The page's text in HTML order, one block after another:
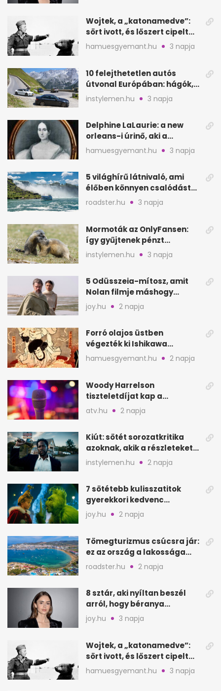
Wojtek, a „katonamedve”:
sört ivott, és lőszert cipelt
Monte Cassinónál
hamuesgyemant.hu 3 napja
10 felejthetetlen autós
útvonal Európában: hágók,
partok, fjordok
instylemen.hu 3 napja
Delphine LaLaurie: a new
orleans-i úrinő, aki a
padláson kínzott
hamuesgyemant.hu 3 napja
5 világhírű látnivaló, ami
élőben könnyen csalódást
okozhat
roadster.hu 3 napja
Mormoták az OnlyFansen:
így gyűjtenek pénzt
amerikai kutatók
instylemen.hu 3 napja
5 Odüsszeia-mítosz, amit
Nolan filmje máshogy
mutat, mint Homérosz
joy.hu 2 napja
Forró olajos üstben
végezték ki Ishikawa
Goemont, Japán Robin
Hoodját
hamuesgyemant.hu 2 napja
Woody Harrelson
tiszteletdíjat kap a
Szarajevói Filmfesztiválon
atv.hu 2 napja
Kiút: sötét sorozatkritika
azoknak, akik a részleteket
keresik
instylemen.hu 2 napja
7 sötétebb kulisszatitok
gyerekkori kedvenc
filmjeinkről a Joy szerint
joy.hu 2 napja
Tömegturizmus csúcsra jár:
ez az ország a lakossága
kétszeresét fogadja
roadster.hu 2 napja
8 sztár, aki nyíltan beszél
arról, hogy béranya
segítette a családalapítást
joy.hu 3 napja
Wojtek, a „katonamedve”:
sört ivott, és lőszert cipelt
Monte Cassinónál
hamuesgyemant.hu 3 napja